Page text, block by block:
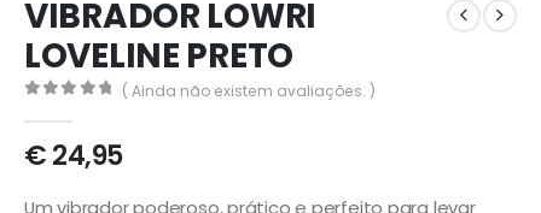
VIBRADOR LOWRI
LOVELINE PRETO
( Ainda não existem avaliações. )
€24,95
Um vibrador poderoso, prático e perfeito para levar